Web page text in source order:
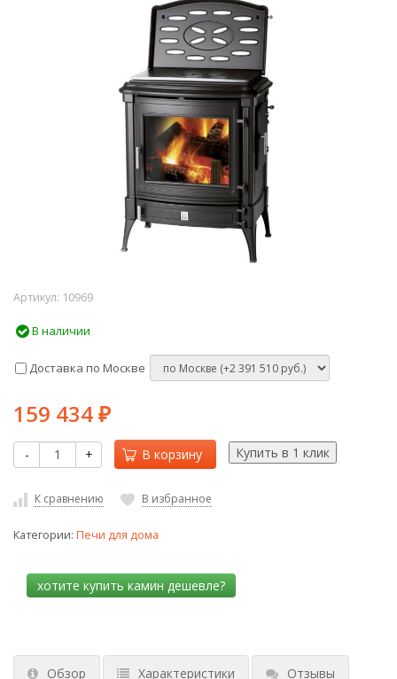
Артикул: 10969
В наличии
Доставка по Москве
159 434 ₽
- + В корзину
К сравнению В избранное
Категории: Печи для дома
Обзор Характеристики Отзывы